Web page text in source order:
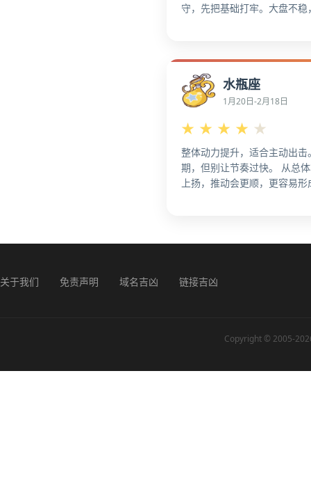
守，先把基础打牢。大盘不
从总体节奏看，多线并行时
利于修复。 外界噪音多时，
水瓶座
1月20日-2月18日
★ ★ ★ ★ ★
整体动力提升，适合主动出
期，但别让节奏过快。 从总
上扬，推动会更顺，更容易
源向重点倾斜，成果更明显
看，适合展示成果，提高可
节点落地，更利于抓住机会。
关于我们 免责声明 域名吉凶 链接吉凶
Copyright © 2005-